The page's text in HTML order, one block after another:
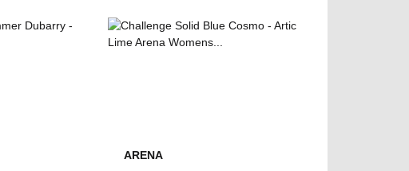
ARENA